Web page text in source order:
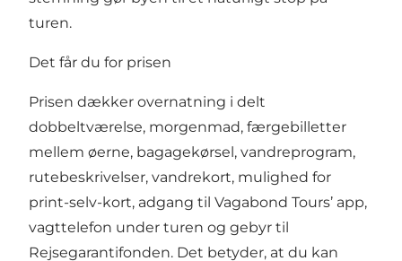
turen.
Det får du for prisen
Prisen dækker overnatning i delt
dobbeltværelse, morgenmad, færgebilletter
mellem øerne, bagagekørsel, vandreprogram,
rutebeskrivelser, vandrekort, mulighed for
print-selv-kort, adgang til Vagabond Tours’ app,
vagttelefon under turen og gebyr til
Rejsegarantifonden. Det betyder, at du kan